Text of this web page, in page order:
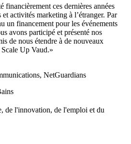
financièrement ces dernières années
activités marketing à l’étranger. Par
un financement pour les événements
avons participé et présenté nos
de nous étendre à de nouveaux
Scale Up Vaud.»
NetGuardians
de l'innovation, de l'emploi et du